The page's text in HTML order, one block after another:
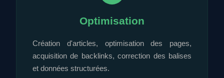
Optimisation
Création d'articles, optimisation des pages,
acquisition de backlinks, correction des balises
et données structurées.